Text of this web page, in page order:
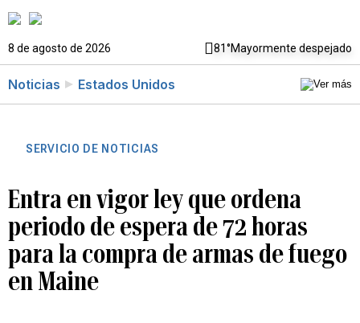
8 de agosto de 2026 81°Mayormente despejado
Noticias Estados Unidos
SERVICIO DE NOTICIAS
Entra en vigor ley que ordena
periodo de espera de 72 horas
para la compra de armas de fuego
en Maine